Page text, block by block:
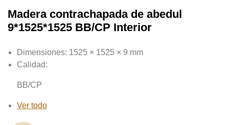
Madera contrachapada de abedul
9*1525*1525 BB/CP Interior
Dimensiones: 1525 × 1525 × 9 mm
Calidad:
BB/CP
Ver todo